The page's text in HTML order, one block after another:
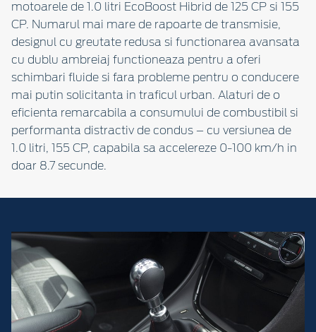
motoarele de 1.0 litri EcoBoost Hibrid de 125 CP si 155
CP. Numarul mai mare de rapoarte de transmisie,
designul cu greutate redusa si functionarea avansata
cu dublu ambreiaj functioneaza pentru a oferi
schimbari fluide si fara probleme pentru o conducere
mai putin solicitanta in traficul urban. Alaturi de o
eficienta remarcabila a consumului de combustibil si
performanta distractiv de condus – cu versiunea de
1.0 litri, 155 CP, capabila sa accelereze 0-100 km/h in
doar 8.7 secunde.